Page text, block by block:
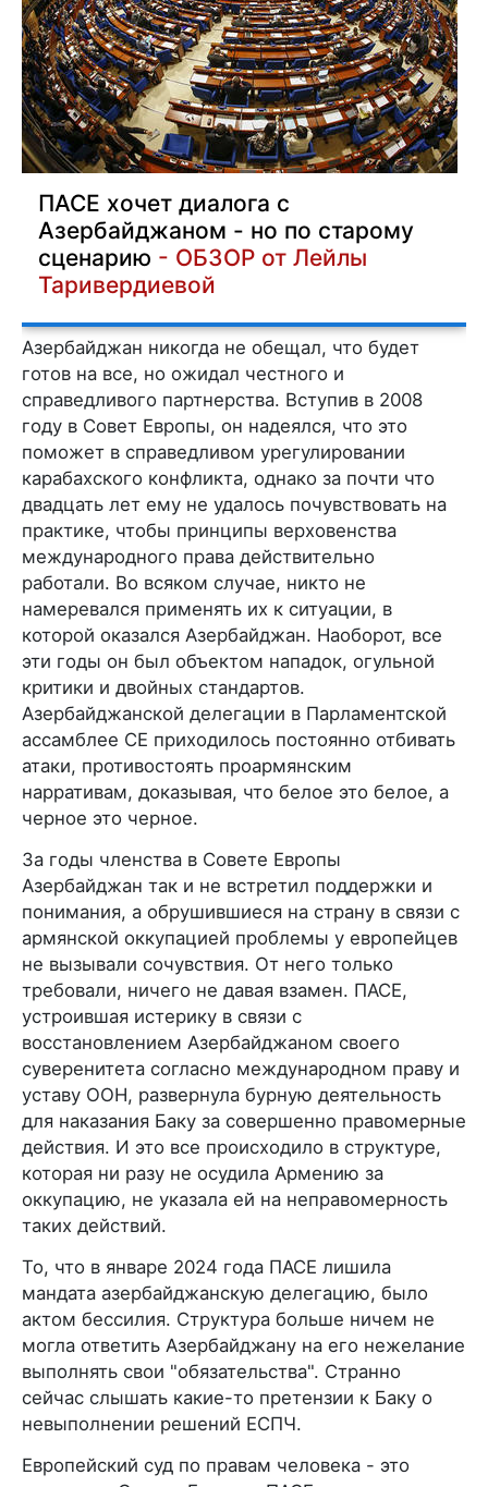
ПАСЕ хочет диалога с
Азербайджаном - но по старому
сценарию - ОБЗОР от Лейлы
Таривердиевой
Азербайджан никогда не обещал, что будет
готов на все, но ожидал честного и
справедливого партнерства. Вступив в 2008
году в Совет Европы, он надеялся, что это
поможет в справедливом урегулировании
карабахского конфликта, однако за почти что
двадцать лет ему не удалось почувствовать на
практике, чтобы принципы верховенства
международного права действительно
работали. Во всяком случае, никто не
намеревался применять их к ситуации, в
которой оказался Азербайджан. Наоборот, все
эти годы он был объектом нападок, огульной
критики и двойных стандартов.
Азербайджанской делегации в Парламентской
ассамблее СЕ приходилось постоянно отбивать
атаки, противостоять проармянским
нарративам, доказывая, что белое это белое, а
черное это черное.
За годы членства в Совете Европы
Азербайджан так и не встретил поддержки и
понимания, а обрушившиеся на страну в связи с
армянской оккупацией проблемы у европейцев
не вызывали сочувствия. От него только
требовали, ничего не давая взамен. ПАСЕ,
устроившая истерику в связи с
восстановлением Азербайджаном своего
суверенитета согласно международном праву и
уставу ООН, развернула бурную деятельность
для наказания Баку за совершенно правомерные
действия. И это все происходило в структуре,
которая ни разу не осудила Армению за
оккупацию, не указала ей на неправомерность
таких действий.
То, что в январе 2024 года ПАСЕ лишила
мандата азербайджанскую делегацию, было
актом бессилия. Структура больше ничем не
могла ответить Азербайджану на его нежелание
выполнять свои "обязательства". Странно
сейчас слышать какие-то претензии к Баку о
невыполнении решений ЕСПЧ.
Европейский суд по правам человека - это